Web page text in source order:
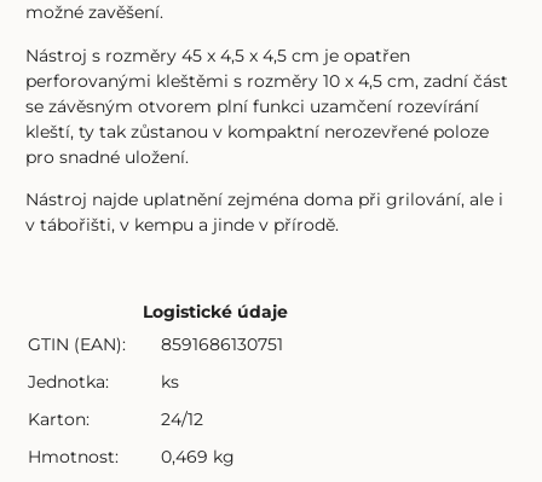
možné zavěšení.
Nástroj s rozměry 45 x 4,5 x 4,5 cm je opatřen
perforovanými kleštěmi s rozměry 10 x 4,5 cm, zadní část
se závěsným otvorem plní funkci uzamčení rozevírání
kleští, ty tak zůstanou v kompaktní nerozevřené poloze
pro snadné uložení.
Nástroj najde uplatnění zejména doma při grilování, ale i
v tábořišti, v kempu a jinde v přírodě.
Logistické údaje
GTIN (EAN):
8591686130751
Jednotka:
ks
Karton:
24/12
Hmotnost:
0,469 kg